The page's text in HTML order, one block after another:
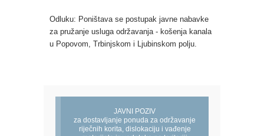
Odluku: Poništava se postupak javne nabavke
za pružanje usluga održavanja - košenja kanala
u Popovom, Trbinjskom i Ljubinskom polju.
JAVNI POZIV
za dostavljanje ponuda za održavanje
riječnih korita, dislokaciju i vađenje